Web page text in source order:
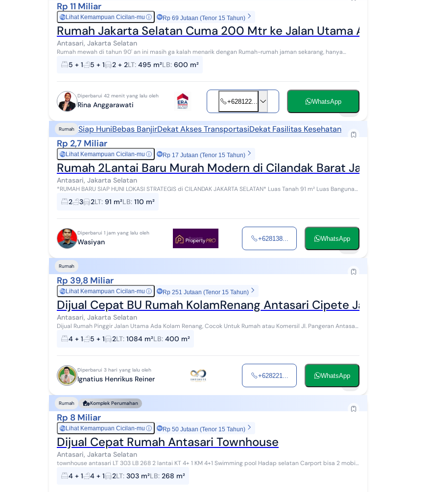
Rp 11 Miliar
RpLihat Kemampuan Cicilan-mu ⓘ Rp 69 Jutaan (Tenor 15 Tahun)
Rumah Jakarta Selatan Cuma 200 Mtr ke Jalan Utama Antasari
Antasari, Jakarta Selatan
Rumah mewah di tahun 90' an ini masih ga kalah menarik dengan Rumah-rumah jaman sekarang, hanya
dengan touch up kamu sudah bisa memiliki rumah besa...
5 + 1 5 + 1 2 + 2LT: 495 m²LB: 600 m²
Diperbarui 42 menit yang lalu oleh
Rina Anggarawati +628122... WhatsApp
Rumah Siap HuniBebas BanjirDekat Akses TransportasiDekat Fasilitas Kesehatan
Rp 2,7 Miliar
RpLihat Kemampuan Cicilan-mu ⓘ Rp 17 Jutaan (Tenor 15 Tahun)
Rumah 2Lantai Baru Murah Modern di Cilandak Barat Jakarta Sel
Antasari, Jakarta Selatan
*RUMAH BARU SIAP HUNI LOKASI STRATEGIS di CILANDAK JAKARTA SELATAN* Luas Tanah 91 m² Luas Bangunan
110 m² Bangunan 2 Lantai Posisi Hook Hadap Se...
2 3 2LT: 91 m²LB: 110 m²
Diperbarui 1 jam yang lalu oleh
Wasiyan +628138... WhatsApp
Rumah
Rp 39,8 Miliar
RpLihat Kemampuan Cicilan-mu ⓘ Rp 251 Jutaan (Tenor 15 Tahun)
Dijual Cepat BU Rumah KolamRenang Antasari Cipete Jakarta Selatan
Antasari, Jakarta Selatan
Dijual Rumah Pinggir Jalan Utama Ada Kolam Renang, Cocok Untuk Rumah atau Komersil Jl. Pangeran Antasari,
4 + 1 5 + 1 2LT: 1084 m²LB: 400 m²
Diperbarui 3 hari yang lalu oleh
Ignatius Henrikus Reiner +628221... WhatsApp
Rumah Komplek Perumahan
Rp 8 Miliar
RpLihat Kemampuan Cicilan-mu ⓘ Rp 50 Jutaan (Tenor 15 Tahun)
Dijual Cepat Rumah Antasari Townhouse
Antasari, Jakarta Selatan
townhouse antasari LT 303 LB 268 2 lantai KT 4+ 1 KM 4+1 Swimming pool Hadap selatan Carport bisa 2 mobil
Akses 2 mobil Private cluster 8 unit S...
4 + 1 4 + 1 2LT: 303 m²LB: 268 m²